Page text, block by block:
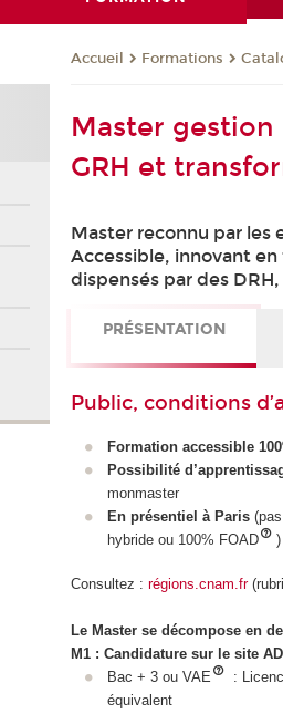
Accueil Formations
Master gestion
GRH et
Master reconnu par les
Accessible, innovant
dispensés par des
PRÉSENTATION
Public, conditions
Formation accessible
Possibilité
monmaster
En présentiel à Paris(pas
hybride ou 100% FOAD
)
Consultez :régions.cnam.fr
Le Master se décompose en
M1 : Candidature sur le site
Bac + 3 ou VAE
:
équivalent